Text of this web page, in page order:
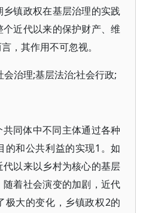
镇政权在基层治理的实践
近代以来的保护财产、维
，其作用不可忽视。
治理;基层法治;社会行政;
同体中不同主体通过各种
的和公共利益的实现1。如
以来以乡村为核心的基层
着社会演变的加剧，近代
极大的变化，乡镇政权2的